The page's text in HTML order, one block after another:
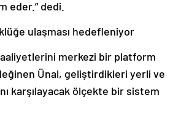
eder.” dedi.
ulaşması hedefleniyor
faaliyetlerini merkezi bir platform
Ünal, geliştirdikleri yerli ve
karşılayacak ölçekte bir sistem